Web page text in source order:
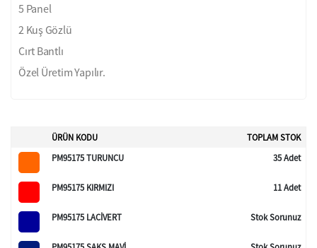
5 Panel
2 Kuş Gözlü
Cırt Bantlı
Özel Üretim Yapılır.
ÜRÜN KODU
TOPLAM STOK
PM95175 TURUNCU
35 Adet
PM95175 KIRMIZI 11 Adet
PM95175 LACİVERT Stok Sorunuz